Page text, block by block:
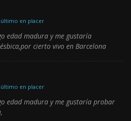
en placer
edad madura y me gustaría
cierto vivo en Barcelona
en placer
edad madura y me gustaría probar